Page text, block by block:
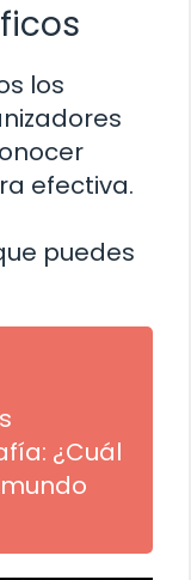
los
efectiva.
puedes
¿Cuál